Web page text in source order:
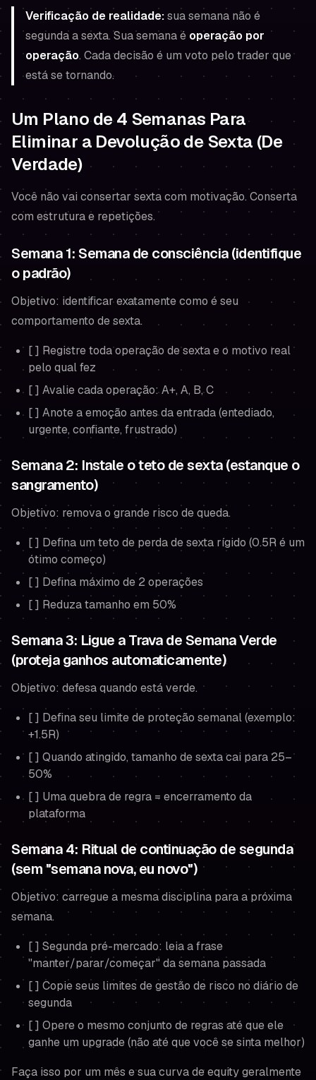
Verificação de realidade:sua semana não é
segunda a sexta. Sua semana é operação por
operação. Cada decisão é um voto pelo trader que
está se tornando.
Um Plano de 4 Semanas Para
Eliminar a Devolução de Sexta (De
Verdade)
Você não vai consertar sexta com motivação. Conserta
com estrutura e repetições.
Semana 1: Semana de consciência (identifique
o padrão)
Objetivo: identificar exatamente como é seu
comportamento de sexta.
[ ] Registre toda operação de sexta e o motivo real
pelo qual fez
[ ] Avalie cada operação: A+, A, B, C
[ ] Anote a emoção antes da entrada (entediado,
urgente, confiante, frustrado)
Semana 2: Instale o teto de sexta (estanque o
sangramento)
Objetivo: remova o grande risco de queda.
[ ] Defina um teto de perda de sexta rígido (0.5R é um
ótimo começo)
[ ] Defina máximo de 2 operações
[ ] Reduza tamanho em 50%
Semana 3: Ligue a Trava de Semana Verde
(proteja ganhos automaticamente)
Objetivo: defesa quando está verde.
[ ] Defina seu limite de proteção semanal (exemplo:
+1.5R)
[ ] Quando atingido, tamanho de sexta cai para 25–
50%
[ ] Uma quebra de regra = encerramento da
plataforma
Semana 4: Ritual de continuação de segunda
(sem "semana nova, eu novo")
Objetivo: carregue a mesma disciplina para a próxima
semana.
[ ] Segunda pré-mercado: leia a frase
"manter/parar/começar" da semana passada
[ ] Copie seus limites de gestão de risco no diário de
segunda
[ ] Opere o mesmo conjunto de regras até que ele
ganhe um upgrade (não até que você sesinta melhor)
Faça isso por um mês e sua curva de equity geralmente